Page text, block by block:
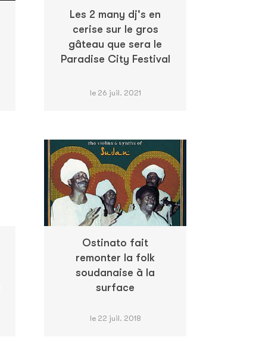
Les 2 many dj's en
cerise sur le gros
gâteau que sera le
Paradise City Festival
le 26 juil. 2021
Ostinato fait
remonter la folk
soudanaise à la
surface
le 22 juil. 2018